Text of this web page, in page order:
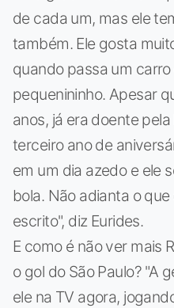
de cada um, mas ele
também. Ele gosta
quando passa um
pequenininho. Apesar
anos, já era doente
terceiro ano de
em um dia azedo e ele
bola. Não adianta o
escrito", diz Eurides.
E como é não ver mais
o gol do São Paulo? "A
ele na TV agora,